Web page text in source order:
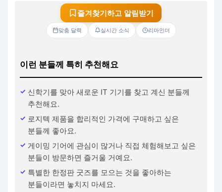
즐겨찾기하고 알림받기
맞춤 달력 실시간 소식 리마인더
이런 분들께 특히 추천해요
신학기를 맞아 새로운 IT 기기를 찾고 계신 분들께
추천해요.
로지텍 제품을 합리적인 가격에 구매하고 싶은
분들께 좋아요.
게이밍 기어에 관심이 많거나 직접 체험해보고 싶은
분들이 방문하면 즐거울 거예요.
특별한 한정판 굿즈를 모으는 것을 좋아하는
분들이라면 놓치지 마세요.